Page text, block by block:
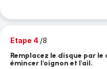
Etape 4 /8
Remplacez le disque par
émincer l'oignon et l'ail.